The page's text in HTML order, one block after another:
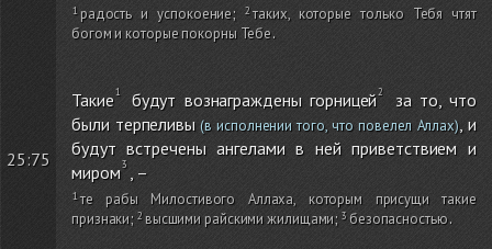
радость и успокоение;
таких, которые только Тебя чтят
богом и которые покорны Тебе.
25:75
Такие будут вознаграждены горницей
за то, что
были терпеливы(в исполнении того, что повелел Аллах), и
будут встречены ангелами в ней приветствием и
миром , –
те рабы Милостивого Аллаха, которым присущи такие
признаки; высшими райскими жилищами; безопасностью.